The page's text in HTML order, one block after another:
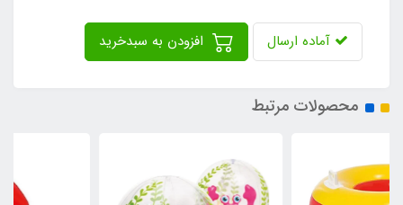
آماده ارسال
محصولات مرتبط